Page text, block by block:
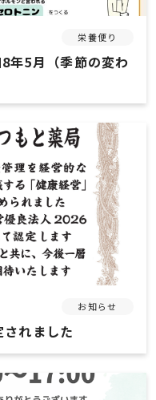
栄養便り
5月（季節の変わ
お知らせ
れました